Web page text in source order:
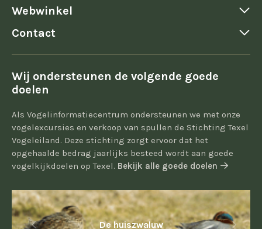
Webwinkel
Contact
Wij ondersteunen de volgende goede
doelen
Als Vogelinformatiecentrum ondersteunen we met onze
vogelexcursies en verkoop van spullen de Stichting Texel
Vogeleiland. Deze stichting zorgt ervoor dat het
opgehaalde bedrag jaarlijks besteed wordt aan goede
vogelkijkdoelen op Texel. Bekijk alle goede doelen
De huiszwaluw